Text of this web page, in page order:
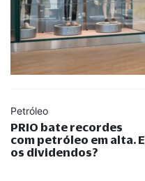
Petróleo
PRIO bate recordes
com petróleo em alta. E
os dividendos?